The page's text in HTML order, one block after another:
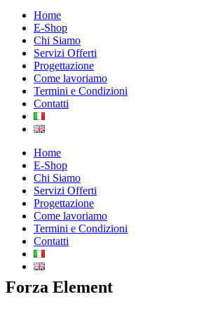
Home
E-Shop
Chi Siamo
Servizi Offerti
Progettazione
Come lavoriamo
Termini e Condizioni
Contatti
Home
E-Shop
Chi Siamo
Servizi Offerti
Progettazione
Come lavoriamo
Termini e Condizioni
Contatti
Forza Element